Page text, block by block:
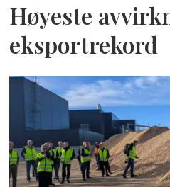
Høyeste
eksportrekord